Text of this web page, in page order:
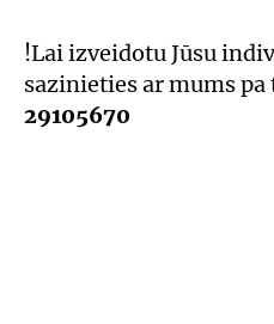
!Lai izveidotu Jūsu
sazinieties ar mums
29105670